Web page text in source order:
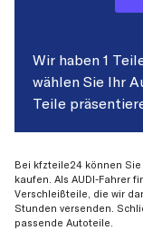
Wir haben 1
wählen Sie Ihr
Teile
Bei kfzteile24 können
kaufen. Als AUDI-Fahrer
Verschleißteile, die wir
Stunden versenden.
passende Autoteile.